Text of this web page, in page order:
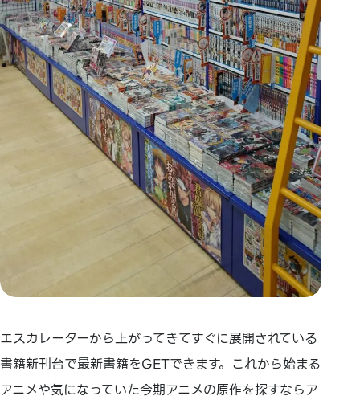
エスカレーターから上がってきてすぐに展開されている
書籍新刊台で最新書籍をGETできます。これから始まる
アニメや気になっていた今期アニメの原作を探すならア